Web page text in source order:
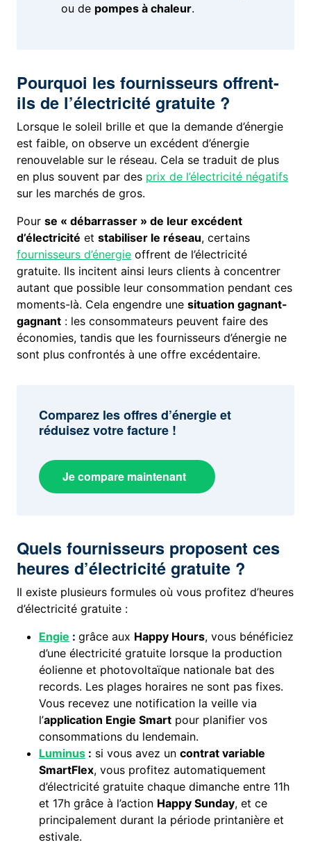
ou de pompes à chaleur.
Pourquoi les fournisseurs offrent-
ils de l’électricité gratuite ?
Lorsque le soleil brille et que la demande d’énergie
est faible, on observe un excédent d’énergie
renouvelable sur le réseau. Cela se traduit de plus
en plus souvent par des prix de l’électricité négatifs
sur les marchés de gros.
Pourse « débarrasser » de leur excédent
d’électricité etstabiliser le réseau, certains
fournisseurs d’énergie offrent de l’électricité
gratuite. Ils incitent ainsi leurs clients à concentrer
autant que possible leur consommation pendant ces
moments-là. Cela engendre unesituation gagnant-
gagnant : les consommateurs peuvent faire des
économies, tandis que les fournisseurs d’énergie ne
sont plus confrontés à une offre excédentaire.
Comparez les offres d’énergie et
réduisez votre facture !
Je compare maintenant
Quels fournisseurs proposent ces
heures d’électricité gratuite ?
Il existe plusieurs formules où vous profitez d’heures
d’électricité gratuite :
Engie :grâce aux Happy Hours, vous bénéficiez
d’une électricité gratuite lorsque la production
éolienne et photovoltaïque nationale bat des
records. Les plages horaires ne sont pas fixes.
Vous recevez une notification la veille via
l’application Engie Smart pour planifier vos
consommations du lendemain.
Luminus : si vous avez uncontrat variable
SmartFlex, vous profitez automatiquement
d’électricité gratuite chaque dimanche entre 11h
et 17h grâce à l’action Happy Sunday, et ce
principalement durant la période printanière et
estivale.